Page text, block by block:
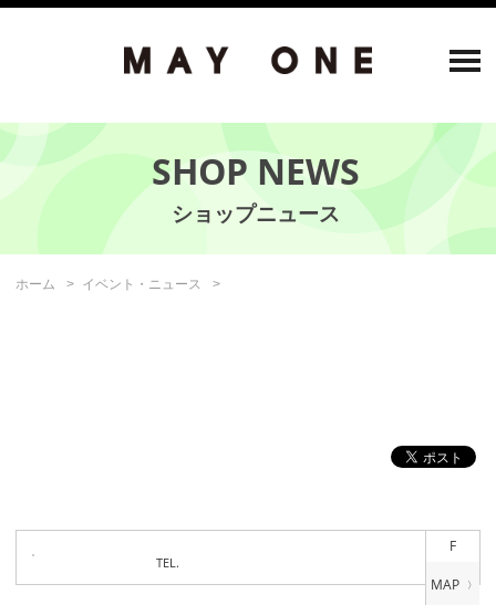
SHOP NEWS
ホーム イベント・ニュース
F
TEL.